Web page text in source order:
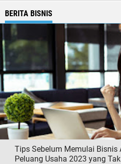
BERITA BISNIS
Tips Sebelum Memulai Bisnis
Peluang Usaha 2023 yang